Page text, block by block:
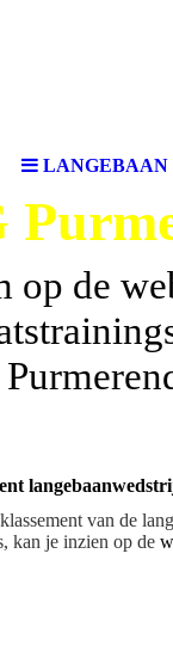
LANGEBAAN
op de
van de
kan je inzien op de